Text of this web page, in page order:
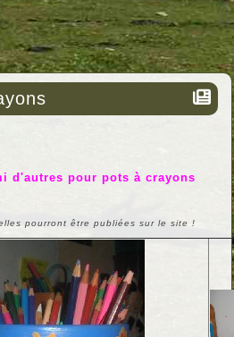
d'autres pour pots à crayons
pourront être publiées sur le site !